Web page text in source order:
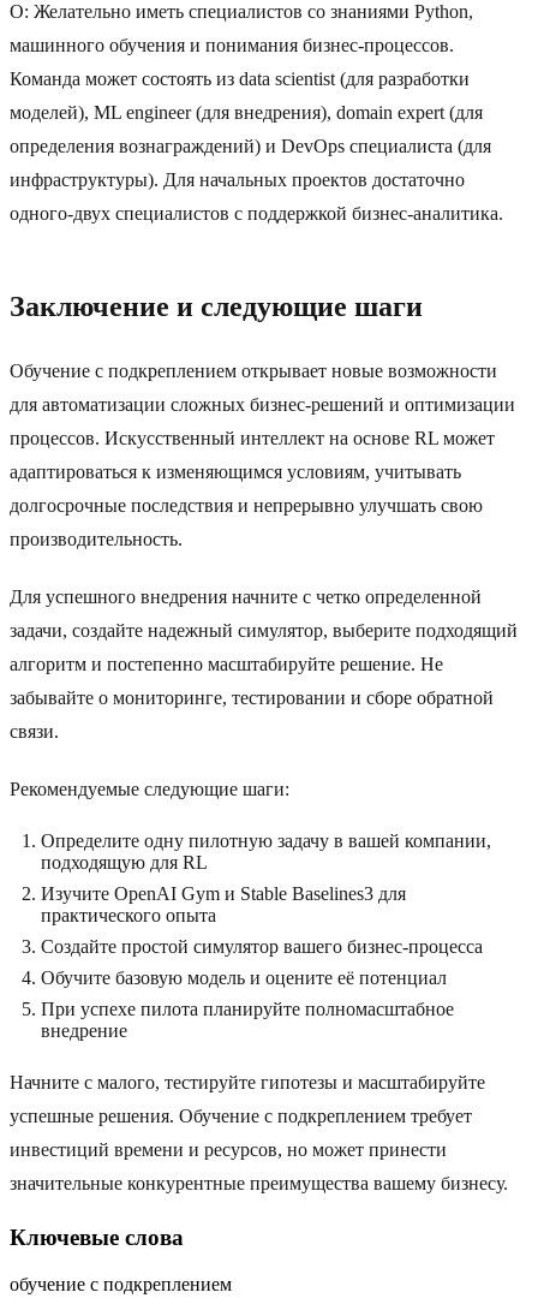
О: Желательно иметь специалистов со знаниями Python,
машинного обучения и понимания бизнес-процессов.
Команда может состоять из data scientist (для разработки
моделей), ML engineer (для внедрения), domain expert (для
определения вознаграждений) и DevOps специалиста (для
инфраструктуры). Для начальных проектов достаточно
одного-двух специалистов с поддержкой бизнес-аналитика.
Заключение и следующие шаги
Обучение с подкреплением открывает новые возможности
для автоматизации сложных бизнес-решений и оптимизации
процессов. Искусственный интеллект на основе RL может
адаптироваться к изменяющимся условиям, учитывать
долгосрочные последствия и непрерывно улучшать свою
производительность.
Для успешного внедрения начните с четко определенной
задачи, создайте надежный симулятор, выберите подходящий
алгоритм и постепенно масштабируйте решение. Не
забывайте о мониторинге, тестировании и сборе обратной
связи.
Рекомендуемые следующие шаги:
Определите одну пилотную задачу в вашей компании,
подходящую для RL
Изучите OpenAI Gym и Stable Baselines3 для
практического опыта
Создайте простой симулятор вашего бизнес-процесса
Обучите базовую модель и оцените её потенциал
При успехе пилота планируйте полномасштабное
внедрение
Начните с малого, тестируйте гипотезы и масштабируйте
успешные решения. Обучение с подкреплением требует
инвестиций времени и ресурсов, но может принести
значительные конкурентные преимущества вашему бизнесу.
Ключевые слова
обучение с подкреплением